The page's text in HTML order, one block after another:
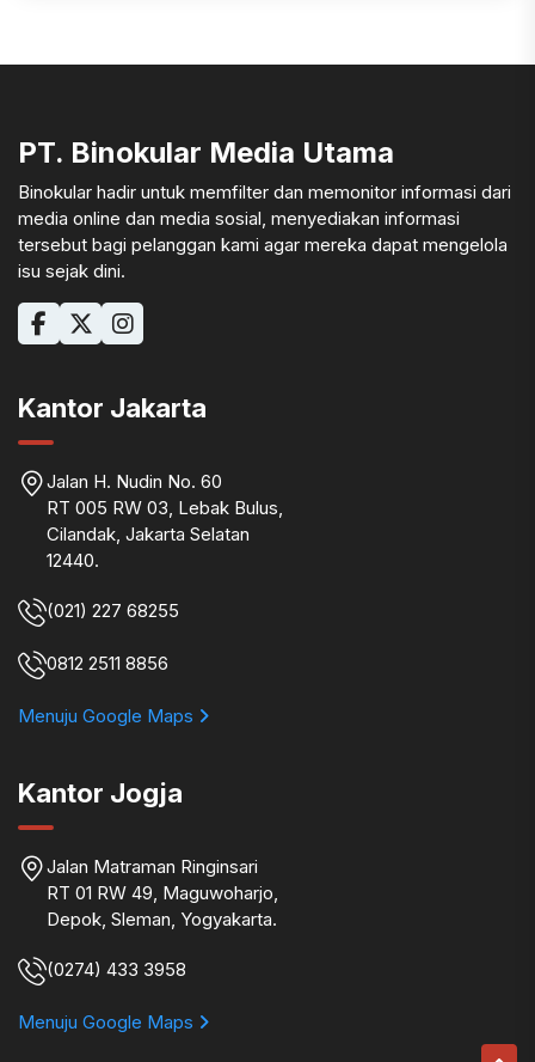
PT. Binokular Media Utama
Binokular hadir untuk memfilter dan memonitor informasi dari
media online dan media sosial, menyediakan informasi
tersebut bagi pelanggan kami agar mereka dapat mengelola
isu sejak dini.
Kantor Jakarta
Jalan H. Nudin No. 60
RT 005 RW 03, Lebak Bulus,
Cilandak, Jakarta Selatan
12440.
(021) 227 68255
0812 2511 8856
Menuju Google Maps
Kantor Jogja
Jalan Matraman Ringinsari
RT 01 RW 49, Maguwoharjo,
Depok, Sleman, Yogyakarta.
(0274) 433 3958
Menuju Google Maps